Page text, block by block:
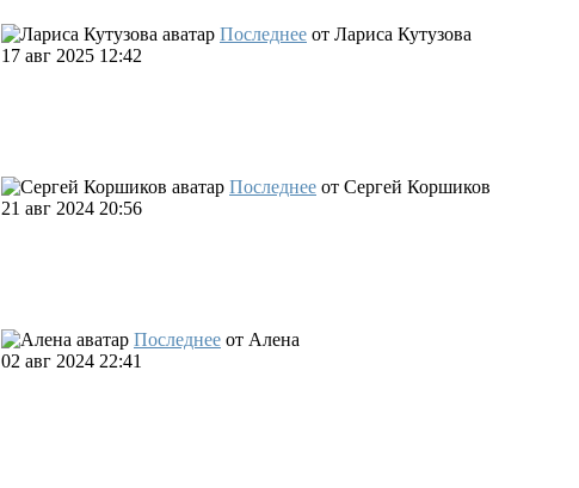
Последнее от Лариса Кутузова
17 авг 2025 12:42
Последнее от Сергей Коршиков
21 авг 2024 20:56
Последнее от Алена
02 авг 2024 22:41